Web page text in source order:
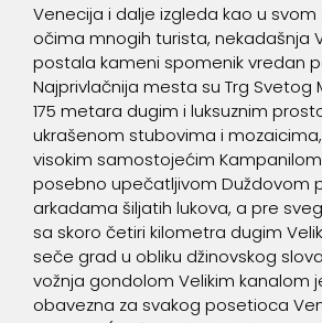
Venecija i dalje izgleda kao u
očima mnogih turista, nekadašnja
postala kameni spomenik vredan
Najprivlačnija mesta su Trg Svetog
175 metara dugim i luksuznim
ukrašenom stubovima i
visokim samostojećim
posebno upečatljivom Duždovom
arkadama šiljatih lukova, a pre
sa skoro četiri kilometra dugim
seče grad u obliku džinovskog
vožnja gondolom Velikim kanalom
obavezna za svakog posetioca